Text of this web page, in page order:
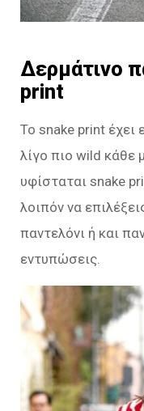
Δερμάτινο
print
Το snake print έχει
λίγο πιο wild κάθε
υφίσταται snake
λοιπόν να
παντελόνι ή και
εντυπώσεις.